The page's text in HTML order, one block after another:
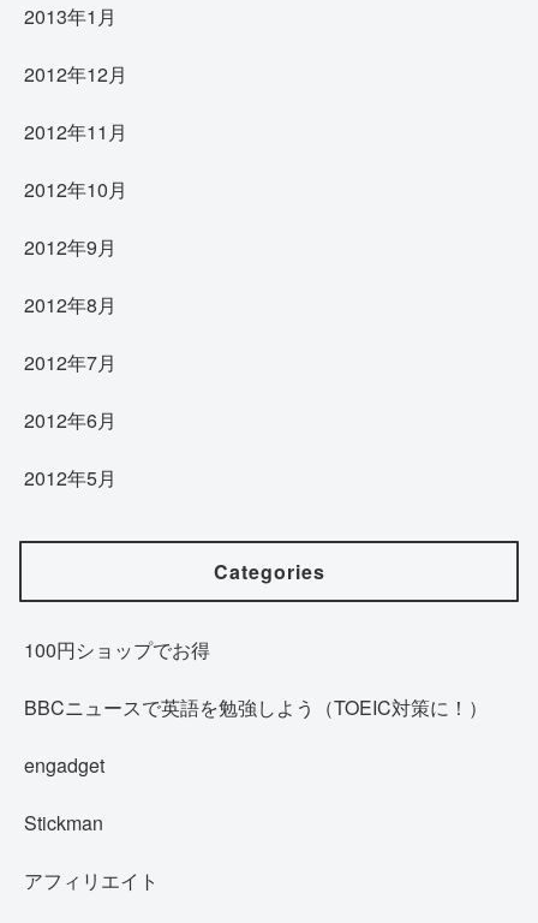
2013年1月
2012年12月
2012年11月
2012年10月
2012年9月
2012年8月
2012年7月
2012年6月
2012年5月
Categories
100円ショップでお得
BBCニュースで英語を勉強しよう（TOEIC対策に！）
engadget
Stickman
アフィリエイト